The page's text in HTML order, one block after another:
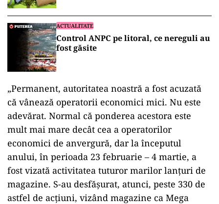
ACTUALITATE
Control ANPC pe litoral, ce nereguli au
fost găsite
„Permanent, autoritatea noastră a fost acuzată
că vânează operatorii economici mici. Nu este
adevărat. Normal că ponderea acestora este
mult mai mare decât cea a operatorilor
economici de anvergură, dar la începutul
anului, în perioada 23 februarie – 4 martie, a
fost vizată activitatea tuturor marilor lanţuri de
magazine. S-au desfăşurat, atunci, peste 330 de
astfel de acţiuni, vizând magazine ca Mega